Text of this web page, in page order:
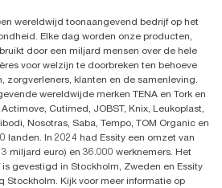
wereldwijd toonaangevend bedrijf op het
Elke dag worden onze producten,
door een miljard mensen over de hele
voor welzijn te doorbreken ten behoeve
zorgverleners, klanten en de samenleving.
wereldwijde merken TENA en Tork en
Cutimed, JOBST, Knix, Leukoplast,
Nosotras, Saba, Tempo, TOM Organic en
landen. In 2024 had Essity een omzet van
miljard euro) en 36.000 werknemers. Het
gevestigd in Stockholm, Zweden en Essity
Stockholm. Kijk voor meer informatie op